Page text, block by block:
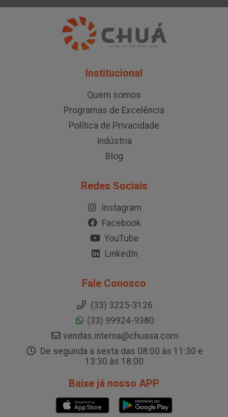
Institucional
Quem somos
Programas de Excelência
Política de Privacidade
Indústria
Blog
Redes Sociais
Instagram
Facebook
YouTube
LinkedIn
Fale Conosco
(33) 3225-3126
(33) 99924-9380
vendas.interna@chuasa.com
De segunda a sexta das 08:00 às 11:30 e
13:30 às 18:00
Baixe já nosso APP